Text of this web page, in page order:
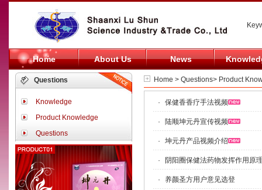
Home About Us News
Questions
Knowledge
Product Knowledge
Questions
Home > Questions> Product
· 保健香香疗手法视频
· 陆顺坤元丹宣传视频
· 坤元丹产品视频介绍
· 阴阳圈保健法药物发挥作用原
· 养颜圣方用户意见选登